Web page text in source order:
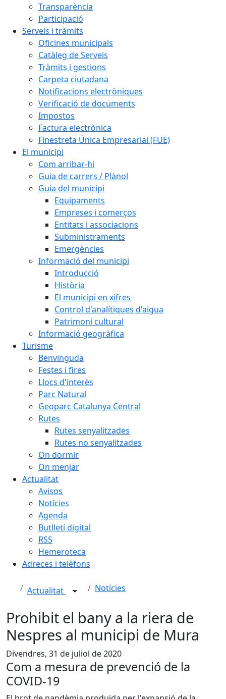
Transparència
Participació
Serveis i tràmits
Oficines municipals
Catàleg de Serveis
Tràmits i gestions
Carpeta ciutadana
Notificacions electròniques
Verificació de documents
Impostos
Factura electrònica
Finestreta Única Empresarial (FUE)
El municipi
Com arribar-hi
Guia de carrers / Plànol
Guia del municipi
Equipaments
Empreses i comerços
Entitats i associacions
Subministraments
Emergències
Informació del municipi
Introducció
Història
El municipi en xifres
Control d'analítiques d'aigua
Patrimoni cultural
Informació geogràfica
Turisme
Benvinguda
Festes i fires
Llocs d'interès
Parc Natural
Geoparc Catalunya Central
Rutes
Rutes senyalitzades
Rutes no senyalitzades
On dormir
On menjar
Actualitat
Avisos
Notícies
Agenda
Butlletí digital
RSS
Hemeroteca
Adreces i telèfons
Actualitat Notícies
Prohibit el bany a la riera de
Nespres al municipi de Mura
Divendres, 31 de juliol de 2020
Com a mesura de prevenció de la
COVID-19